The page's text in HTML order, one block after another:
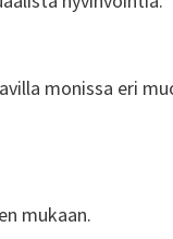
monissa eri
mukaan.